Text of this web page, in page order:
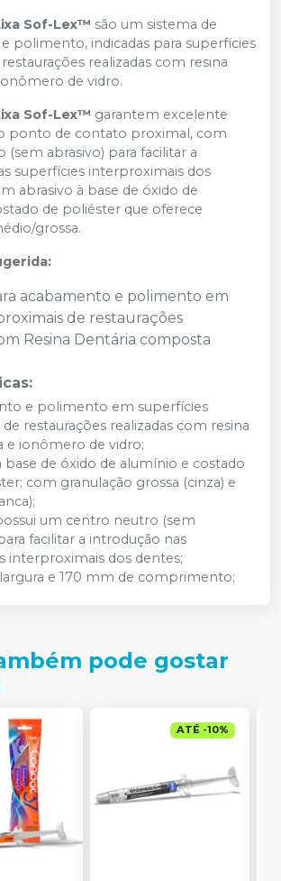
Sof-Lex™ são um sistema de
polimento, indicadas para superfícies
realizadas com resina
de vidro.
Sof-Lex™ garantem excelente
ponto de contato proximal, com
abrasivo) para facilitar a
superfícies interproximais dos
abrasivo à base de óxido de
de poliéster que oferece
grossa.
acabamento e polimento em
de restaurações
Resina Dentária composta
e polimento em superfícies
restaurações realizadas com resina
e ionômero de vidro;
base de óxido de alumínio e costado
com granulação grossa (cinza) e
um centro neutro (sem
facilitar a introdução nas
interproximais dos dentes;
e 170 mm de comprimento;
pode gostar
ATÉ -10%